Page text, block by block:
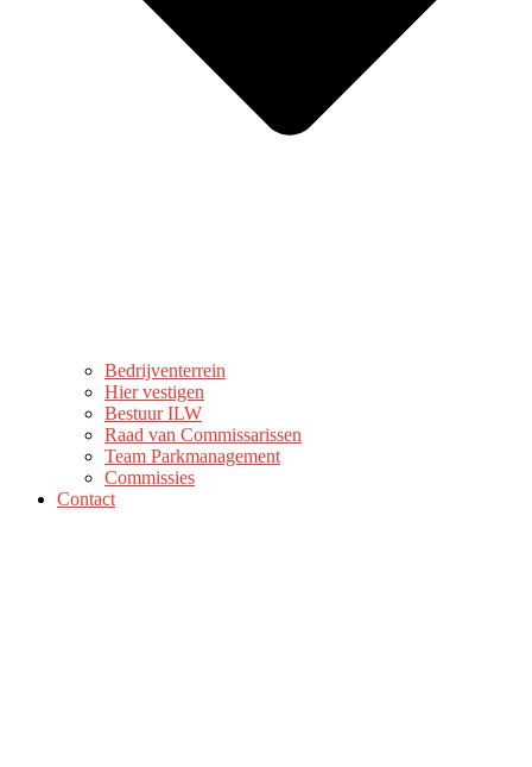
Bedrijventerrein
Hier vestigen
Bestuur ILW
Raad van Commissarissen
Team Parkmanagement
Commissies
Contact